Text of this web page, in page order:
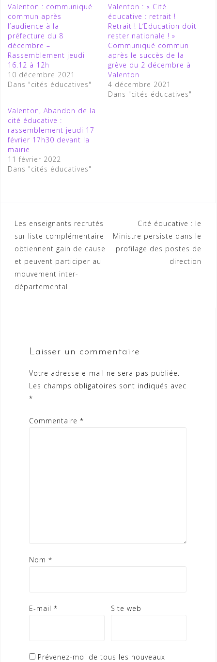
Valenton : communiqué
commun après
l’audience à la
préfecture du 8
décembre –
Rassemblement jeudi
16.12 à 12h
10 décembre 2021
Dans "cités éducatives"
Valenton : « Cité
éducative : retrait !
Retrait ! L’Education doit
rester nationale ! »
Communiqué commun
après le succès de la
grève du 2 décembre à
Valenton
4 décembre 2021
Dans "cités éducatives"
Valenton, Abandon de la
cité éducative :
rassemblement jeudi 17
février 17h30 devant la
mairie
11 février 2022
Dans "cités éducatives"
Navigation
de
l’article
Les enseignants recrutés
sur liste complémentaire
obtiennent gain de cause
et peuvent participer au
mouvement inter-
départemental
Cité éducative : le
Ministre persiste dans le
profilage des postes de
direction
Laisser un commentaire
Votre adresse e-mail ne sera pas publiée.
Les champs obligatoires sont indiqués avec
*
Commentaire *
Nom *
E-mail * Site web
Prévenez-moi de tous les nouveaux